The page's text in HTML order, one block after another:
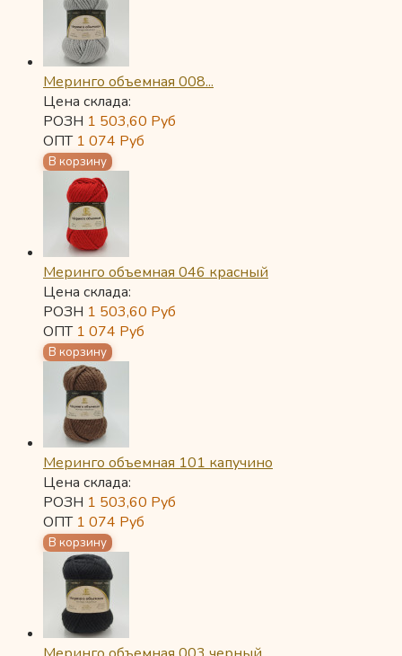
Меринго объемная 008...
Цена склада:
РОЗН 1 503,60 Руб
ОПТ 1 074 Руб
Меринго объемная 046 красный
Цена склада:
РОЗН 1 503,60 Руб
ОПТ 1 074 Руб
Меринго объемная 101 капучино
Цена склада:
РОЗН 1 503,60 Руб
ОПТ 1 074 Руб